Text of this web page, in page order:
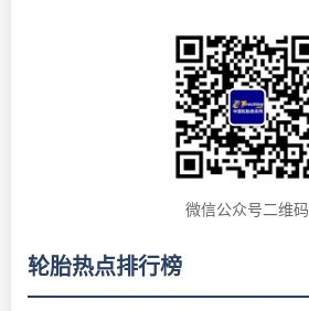
微信公众号二维码
轮胎热点排行榜